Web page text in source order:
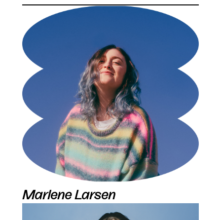
Marlene Larsen